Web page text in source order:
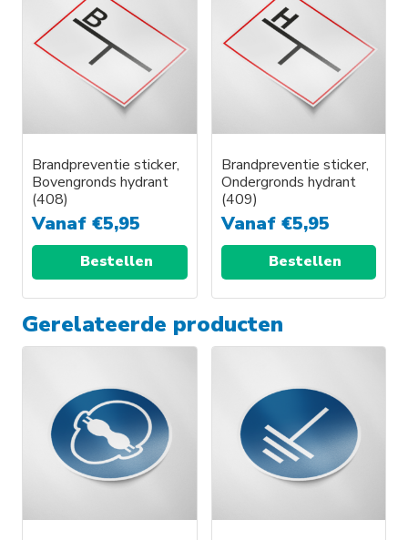
Brandpreventie sticker,
Bovengronds hydrant
(408)
Vanaf €5,95
Bestellen
Brandpreventie sticker,
Ondergronds hydrant
(409)
Vanaf €5,95
Bestellen
Gerelateerde producten